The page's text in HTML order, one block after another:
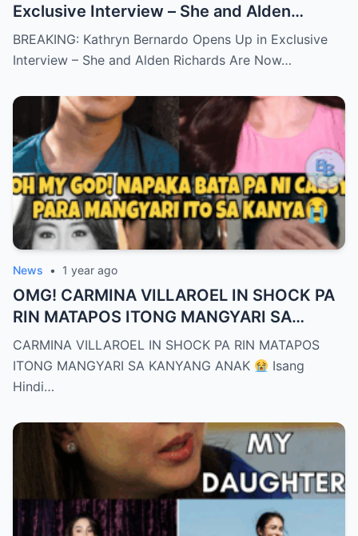
Exclusive Interview – She and Alden
Richards Are Now Officially Together
BREAKING: Kathryn Bernardo Opens Up in Exclusive
Interview – She and Alden Richards Are Now…
News • 1 year ago
OMG! CARMINA VILLAROEL IN SHOCK PA
RIN MATAPOS ITONG MANGYARI SA
KANYANG ANAK
CARMINA VILLAROEL IN SHOCK PA RIN MATAPOS
ITONG MANGYARI SA KANYANG ANAK
Isang
Hindi…